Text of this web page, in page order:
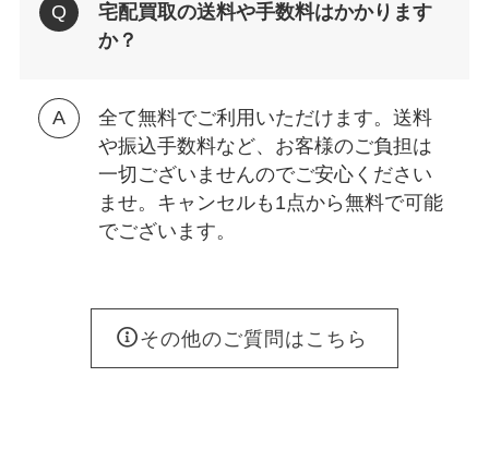
宅配買取の送料や手数料はかかります
か？
全て無料でご利用いただけます。送料
や振込手数料など、お客様のご負担は
一切ございませんのでご安心ください
ませ。キャンセルも1点から無料で可能
でございます。
その他のご質問はこちら